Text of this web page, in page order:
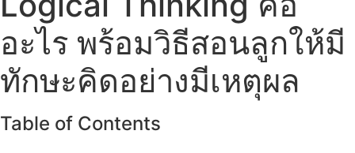
อะไร พร้อมวิธีสอนลูกให้มี
ทักษะคิดอย่างมีเหตุผล
Table of Contents